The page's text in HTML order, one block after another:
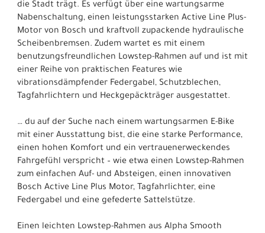
die Stadt trägt. Es verfügt über eine wartungsarme
Nabenschaltung, einen leistungsstarken Active Line Plus-
Motor von Bosch und kraftvoll zupackende hydraulische
Scheibenbremsen. Zudem wartet es mit einem
benutzungsfreundlichen Lowstep-Rahmen auf und ist mit
einer Reihe von praktischen Features wie
vibrationsdämpfender Federgabel, Schutzblechen,
Tagfahrlichtern und Heckgepäckträger ausgestattet.
… du auf der Suche nach einem wartungsarmen E-Bike
mit einer Ausstattung bist, die eine starke Performance,
einen hohen Komfort und ein vertrauenerweckendes
Fahrgefühl verspricht – wie etwa einen Lowstep-Rahmen
zum einfachen Auf- und Absteigen, einen innovativen
Bosch Active Line Plus Motor, Tagfahrlichter, eine
Federgabel und eine gefederte Sattelstütze.
Einen leichten Lowstep-Rahmen aus Alpha Smooth